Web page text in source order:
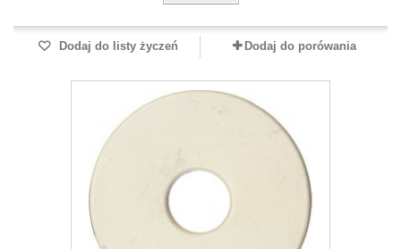
Dodaj do listy życzeń Dodaj do porówania